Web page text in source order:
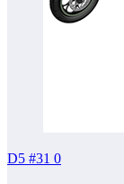
D5 #31 0